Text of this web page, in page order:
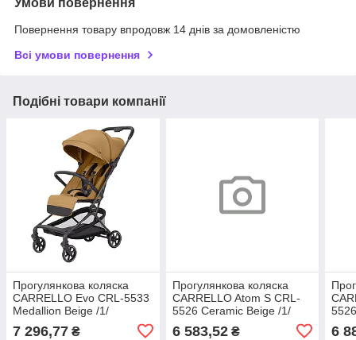
Умови повернення
Повернення товару впродовж 14 днів за домовленістю
Всі умови повернення
Подібні товари компанії
Прогулянкова коляска
CARRELLO Evo CRL-5533
Medallion Beige /1/
7 296,77 ₴
Прогулянкова коляска
CARRELLO Atom S CRL-
5526 Ceramic Beige /1/
6 583,52₴ 6